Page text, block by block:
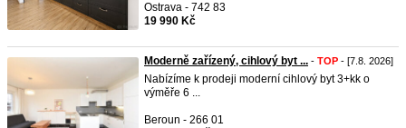
Ostrava - 742 83
19 990 Kč
Moderně zařízený, cihlový byt ... - TOP - [7.8. 2026]
Nabízíme k prodeji moderní cihlový byt 3+kk o
výměře 6 ...
Beroun - 266 01